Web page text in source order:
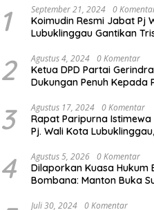
1 September 21, 2024 0
Koimudin Resmi Jabat Pj
Lubuklinggau Gantikan
2 Agustus 4, 2024 0 Komentar
Ketua DPD Partai
Dukungan Penuh Kepada
Konawe (HADIR) di
3 Agustus 17, 2024 0 Komentar
Rapat Paripurna Istimewa
Pj. Wali Kota
Mendengarkan Pidato
Presiden RI Dalam Rangka
4 Agustus 5, 2026 0 Komentar
Dilaporkan Kuasa Hukum
Bombana: Manton Buka
Jawab”.
Juli 30, 2024 0 Komentar